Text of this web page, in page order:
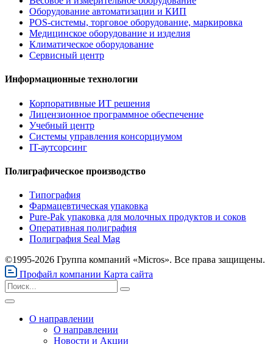
Оборудование автоматизации и КИП
POS-системы, торговое оборудование, маркировка
Медицинское оборудование и изделия
Климатическое оборудование
Сервисный центр
Информационные технологии
Корпоративные ИТ решения
Лицензионное программное обеспечение
Учебный центр
Системы управления консорциумом
IT-аутсорсинг
Полиграфическое производство
Типография
Фармацевтическая упаковка
Pure-Pak упаковка для молочных продуктов и соков
Оперативная полиграфия
Полиграфия Seal Mag
©1995-2026 Группа компаний «Micros». Все права защищены.
Профайл компании Карта сайта
О направлении
О направлении
Новости и Акции